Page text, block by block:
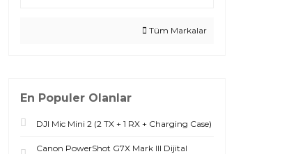
Tüm Markalar
En Populer Olanlar
DJI Mic Mini 2 (2 TX + 1 RX + Charging Case)
Canon PowerShot G7X Mark III Dijital